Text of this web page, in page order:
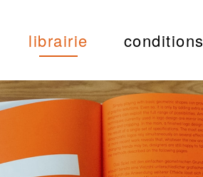
librairie conditions